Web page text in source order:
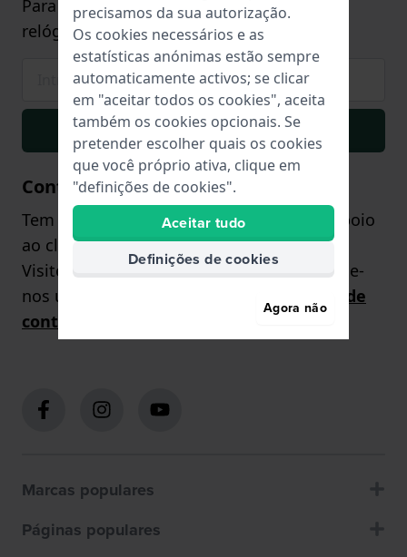
Para compras a partir de €75,- (apenas em
relógios)
Inscrever-se
Contacto
Tem alguma dúvida? A nossa equipa de apoio
ao cliente terá todo o prazer em ajudá-lo!
Visite a nossapágina de contacto
ou envie-
nos uma pergunta através do
formulário de
contacto
Marcas populares
Páginas populares
precisamos da sua autorização.
Os cookies necessários e as
estatísticas anónimas estão sempre
automaticamente activos; se clicar
em "aceitar todos os cookies", aceita
também os cookies opcionais. Se
pretender escolher quais os cookies
que você próprio ativa, clique em
"definições de cookies".
Aceitar tudo
Definições de cookies
Agora não